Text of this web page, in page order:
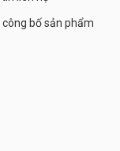
công bố sản phẩm